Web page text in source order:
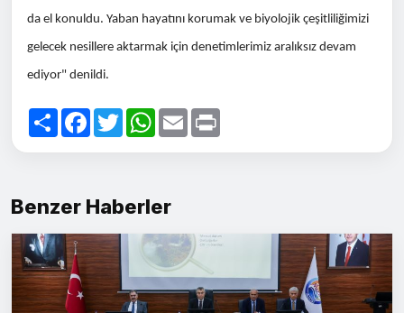
da el konuldu. Yaban hayatını korumak ve biyolojik çeşitliliğimizi
gelecek nesillere aktarmak için denetimlerimiz aralıksız devam
ediyor" denildi.
PaylaşFacebook
TwitterWhatsApp
Email
Benzer Haberler